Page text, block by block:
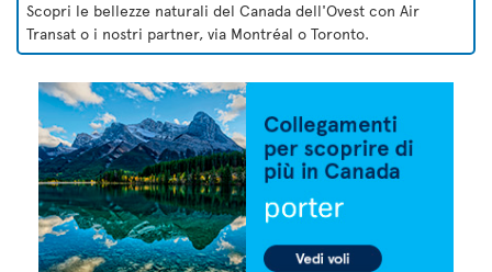
Scopri le bellezze naturali del Canada dell'Ovest con Air
Transat o i nostri partner, via Montréal o Toronto.